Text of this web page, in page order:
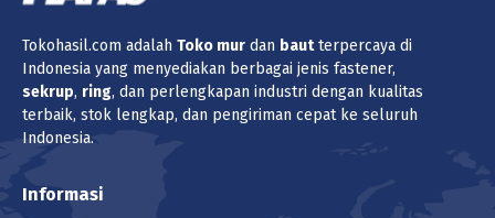
Tokohasil.com adalah Toko mur dan bautterpercaya di
Indonesia yang menyediakan berbagai jenis fastener,
sekrup, ring, dan perlengkapan industri dengan kualitas
terbaik, stok lengkap, dan pengiriman cepat ke seluruh
Indonesia.
Informasi